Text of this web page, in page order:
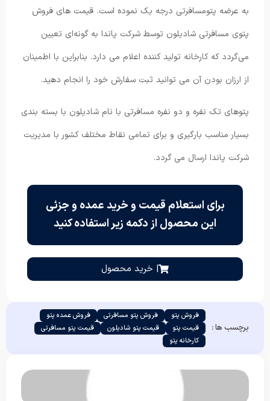
به عرضه پتومسافرتی درجه یک نموده است. قیمت های فروش
پتوی مسافرتی شادیلون توسط شرکت پاندا به گونه‌ای تعیین
می‌گردد که کارخانه تولید کننده اعلام می دارد. بنابراین با اطمینان
از ارزان بودن آن می توانید ثبت سفارش خود را انجام دهید.
پتوهای تک نفره و دو نفره مسافرتی با نام شادیلون با بسته بندی
بسیار مناسب بارگیری و برای تمامی نقاط مختلف کشور با مدیریت
شرکت پاندا ارسال می گردد.
برای استعلام قیمت و خرید عمده و جزئی
این محصول از دکمه زیر استفاده کنید
| خرید محصول
برچسب ها :
فروش پتو فروش پتو مسافرتی
فروش عمده پتو
قیمت پتو
قیمت پتو شادیلون
قیمت پتو مسافرتی
کارخانه پتو